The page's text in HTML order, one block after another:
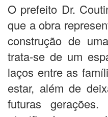
O prefeito Dr.
que a obra
construção de
trata-se de um
laços entre as
estar, além de
futuras gerações.